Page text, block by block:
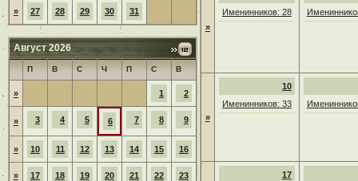
» 27 28 29 30 31
Август 2026
П В С Ч П С В
» 1 2
» 3 4 5 6 7 8 9
» 10 11 12 13 14 15 16
» 17 18 19 20 21 22 23
»
Именинников: 28
»
10
Именинников: 33
17